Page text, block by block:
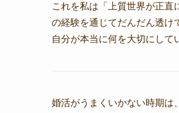
これを私は「上質世界が正
の経験を通じてだんだん透け
自分が本当に何を大切にして
婚活がうまくいかない時期は